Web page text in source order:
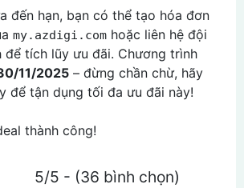
đến hạn, bạn có thể tạo hóa đơn
my.azdigi.com hoặc liên hệ đội
để tích lũy ưu đãi. Chương trình
11/2025 – đừng chần chừ, hãy
để tận dụng tối đa ưu đãi này!
thành công!
5/5 - (36 bình chọn)